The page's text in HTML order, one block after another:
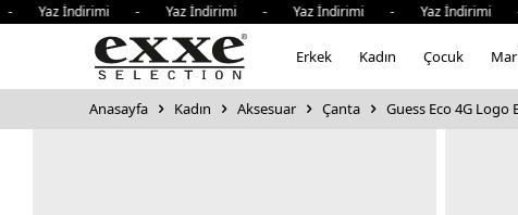
İndirimi - Yaz İndirimi - Yaz İndirimi - Yaz
Erkek Kadın Çocuk
Anasayfa Kadın Aksesuar Çanta Guess Eco 4G Logo